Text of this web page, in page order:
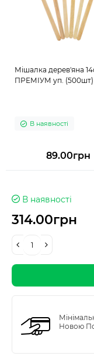
Мішалка дерев'яна
ПРЕМІУМ уп. (500шт)
В наявності
89.00грн
В наявності
314.00грн
Новою